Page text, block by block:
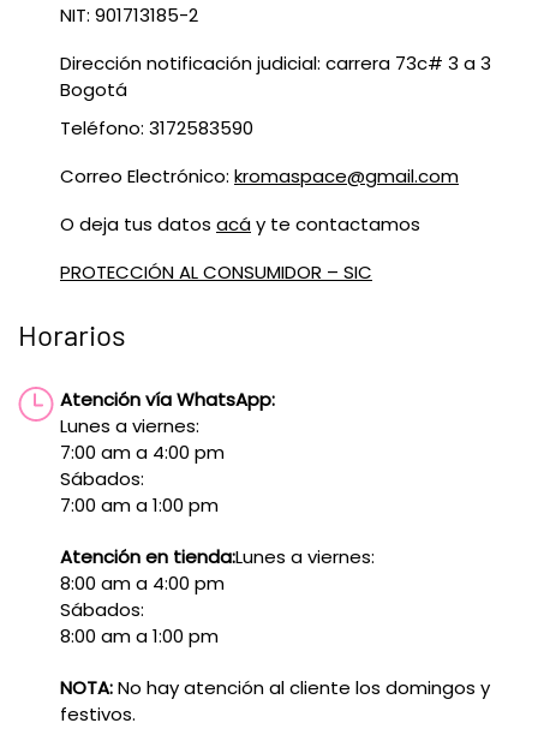
NIT: 901713185-2
Dirección notificación judicial: carrera 73c# 3 a 3
Bogotá
Teléfono: 3172583590
Correo Electrónico: kromaspace@gmail.com
O deja tus datos acáy te contactamos
PROTECCIÓN AL CONSUMIDOR – SIC
Horarios
Atención vía WhatsApp:
Lunes a viernes:
7:00 am a 4:00 pm
Sábados:
7:00 am a 1:00 pm
Atención en tienda:Lunes a viernes:
8:00 am a 4:00 pm
Sábados:
8:00 am a 1:00 pm
NOTA:No hay atención al cliente los domingos y
festivos.